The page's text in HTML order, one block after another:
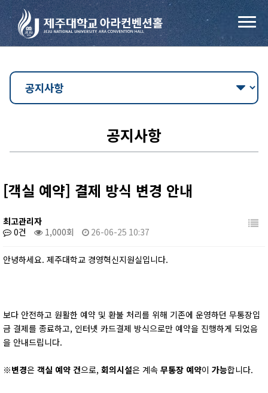
공지사항
[객실 예약] 결제 방식 변경 안내
최고관리자
0건
1,000회 26-06-25 10:37
안녕하세요. 제주대학교 경영혁신지원실입니다.
보다 안전하고 원활한 예약 및 환불 처리를 위해 기존에 운영하던 무통장입
금 결제를 종료하고, 인터넷 카드결제 방식으로만 예약을 진행하게 되었음
을 안내드립니다.
※변경은 객실 예약 건으로, 회의시설은 계속 무통장 예약이 가능합니다.